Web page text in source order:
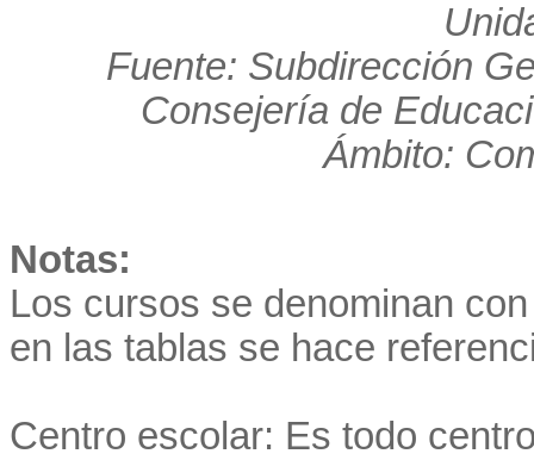
Fuente: Subdirección
Consejería de
Ámbito:
Notas:
Los cursos se denominan
en las tablas se hace
Centro escolar: Es todo